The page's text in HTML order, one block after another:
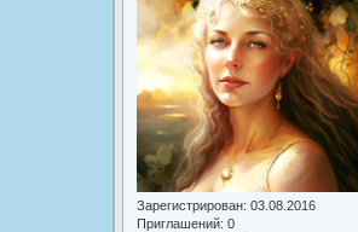
Зарегистрирован: 03.08.2016
Приглашений: 0